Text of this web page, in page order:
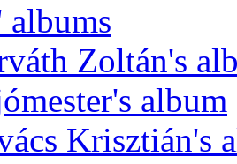
albums
Zoltán's
album
Krisztián's